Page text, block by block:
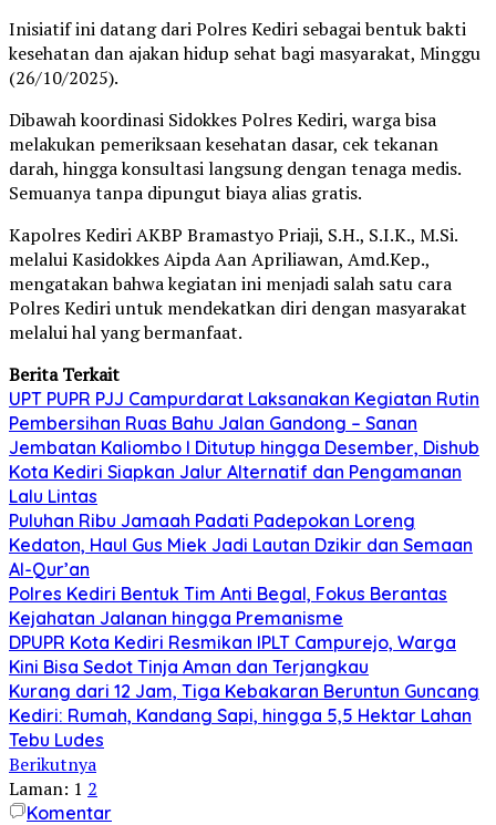
Inisiatif ini datang dari Polres Kediri sebagai bentuk bakti
kesehatan dan ajakan hidup sehat bagi masyarakat, Minggu
(26/10/2025).
Dibawah koordinasi Sidokkes Polres Kediri, warga bisa
melakukan pemeriksaan kesehatan dasar, cek tekanan
darah, hingga konsultasi langsung dengan tenaga medis.
Semuanya tanpa dipungut biaya alias gratis.
Kapolres Kediri AKBP Bramastyo Priaji, S.H., S.I.K., M.Si.
melalui Kasidokkes Aipda Aan Apriliawan, Amd.Kep.,
mengatakan bahwa kegiatan ini menjadi salah satu cara
Polres Kediri untuk mendekatkan diri dengan masyarakat
melalui hal yang bermanfaat.
Berita Terkait
UPT PUPR PJJ Campurdarat Laksanakan Kegiatan Rutin
Pembersihan Ruas Bahu Jalan Gandong – Sanan
Jembatan Kaliombo I Ditutup hingga Desember, Dishub
Kota Kediri Siapkan Jalur Alternatif dan Pengamanan
Lalu Lintas
Puluhan Ribu Jamaah Padati Padepokan Loreng
Kedaton, Haul Gus Miek Jadi Lautan Dzikir dan Semaan
Al-Qur’an
Polres Kediri Bentuk Tim Anti Begal, Fokus Berantas
Kejahatan Jalanan hingga Premanisme
DPUPR Kota Kediri Resmikan IPLT Campurejo, Warga
Kini Bisa Sedot Tinja Aman dan Terjangkau
Kurang dari 12 Jam, Tiga Kebakaran Beruntun Guncang
Kediri: Rumah, Kandang Sapi, hingga 5,5 Hektar Lahan
Tebu Ludes
Berikutnya
Laman: 1 2
Komentar